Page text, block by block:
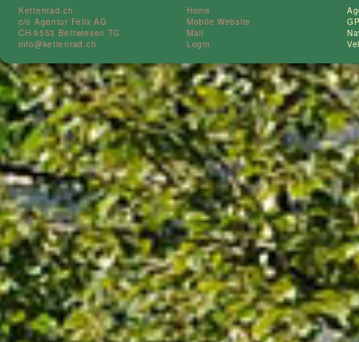
Kettenrad.ch
c/o Agentur Felix AG
CH-9553 Bettwiesen TG
info@kettenrad.ch
Home
Mobile Website
Mail
Login